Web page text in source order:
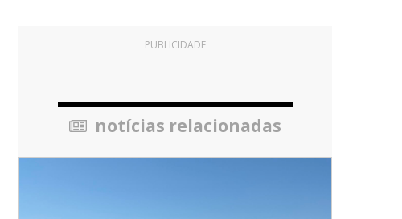
PUBLICIDADE
notícias relacionadas